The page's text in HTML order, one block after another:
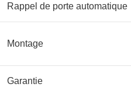
Rappel de porte automatique
Montage
Garantie